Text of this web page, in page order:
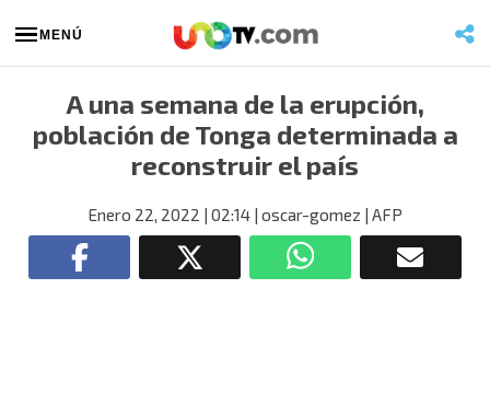
MENÚ
A una semana de la erupción,
población de Tonga determinada a
reconstruir el país
Enero 22, 2022 | 02:14| oscar-gomez | AFP